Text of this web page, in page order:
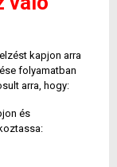
kapjon arra
folyamatban
arra, hogy:
és